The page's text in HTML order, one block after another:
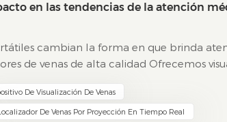
en las tendencias de la atención
cambian la forma en que brinda
de venas de alta calidad Ofrecemos
De Visualización De Venas
De Venas Por Proyección En Tiempo Real